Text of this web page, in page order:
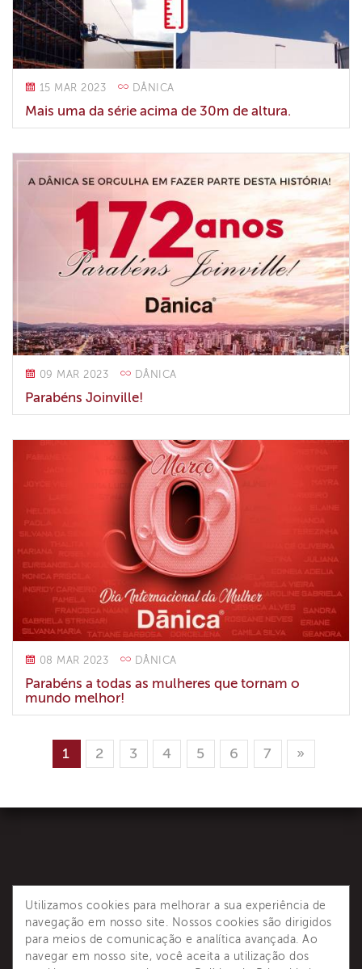
15 MAR 2023 DÂNICA
Mais uma da série acima de 30m de altura.
09 MAR 2023 DÂNICA
Parabéns Joinville!
08 MAR 2023 DÂNICA
Parabéns a todas as mulheres que tornam o
mundo melhor!
1 2 3 4 5 6 7 »
Dânica é reconhecida como principal referência de
Utilizamos cookies para melhorar a sua experiência de
navegação em nosso site. Nossos cookies são dirigidos
para meios de comunicação e analítica avançada. Ao
navegar em nosso site, você aceita a utilização dos